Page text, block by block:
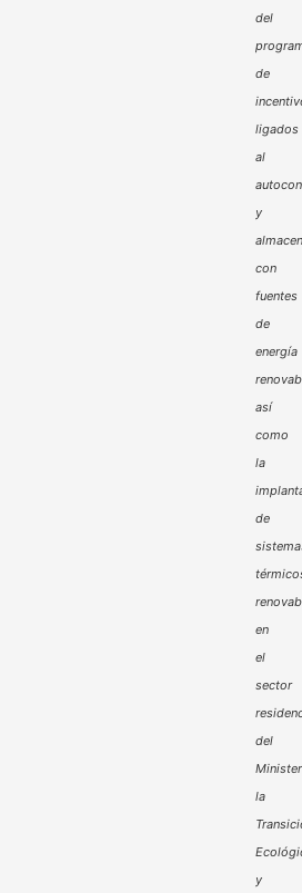
del
de
ligados
al
y
con
fuentes
de
energía
así
como
la
de
en
el
sector
del
la
y